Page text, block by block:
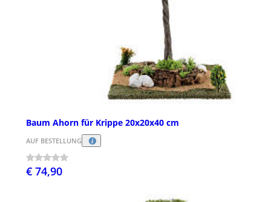
Baum Ahorn für Krippe 20x20x40 cm
AUF BESTELLUNG
€ 74,90